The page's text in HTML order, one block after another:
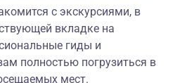
с экскурсиями, в
вкладке на
гиды и
полностью погрузиться в
мест.